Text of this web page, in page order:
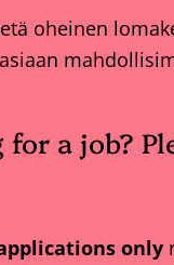
oheinen
a job?
only